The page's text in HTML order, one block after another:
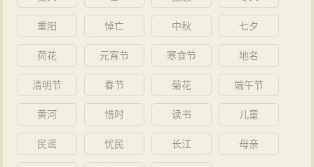
重阳 悼亡 中秋 七夕
荷花 元宵节 寒食节 地名
清明节 春节 菊花 端午节
黄河 惜时 读书 儿童
民谣 忧民 长江 母亲